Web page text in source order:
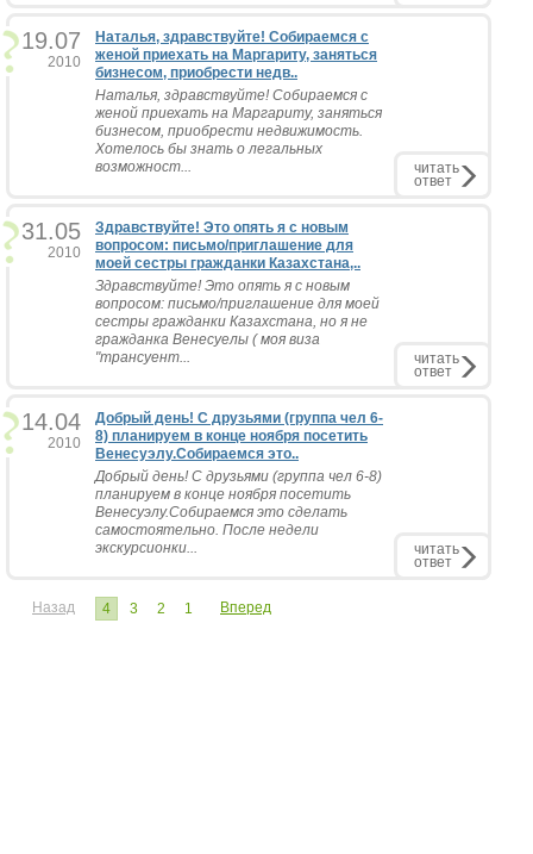
19.07
2010
Наталья, здравствуйте! Собираемся с
женой приехать на Маргариту, заняться
бизнесом, приобрести недв..
Наталья, здравствуйте! Собираемся с
женой приехать на Маргариту, заняться
бизнесом, приобрести недвижимость.
Хотелось бы знать о легальных
возможност...
читать
ответ
31.05
2010
Здравствуйте! Это опять я с новым
вопросом: письмо/приглашение для
моей сестры гражданки Казахстана,..
Здравствуйте! Это опять я с новым
вопросом: письмо/приглашение для моей
сестры гражданки Казахстана, но я не
гражданка Венесуелы ( моя виза
"трансуент...
читать
ответ
14.04
2010
Добрый день! С друзьями (группа чел 6-
8) планируем в конце ноября посетить
Венесуэлу.Собираемся это..
Добрый день! С друзьями (группа чел 6-8)
планируем в конце ноября посетить
Венесуэлу.Собираемся это сделать
самостоятельно. После недели
экскурсионки...
читать
ответ
Назад 4 3 2 1 Вперед